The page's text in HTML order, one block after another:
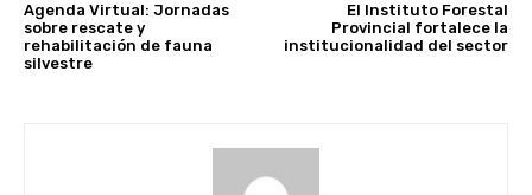
Agenda Virtual: Jornadas
sobre rescate y
rehabilitación de fauna
silvestre
El Instituto Forestal
Provincial fortalece la
institucionalidad del sector